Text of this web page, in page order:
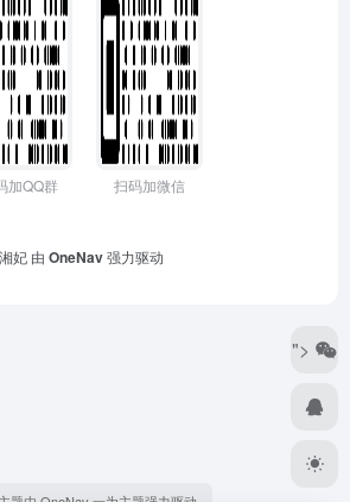
加QQ群 扫码加微信
妃 由 OneNav强力驱动
">